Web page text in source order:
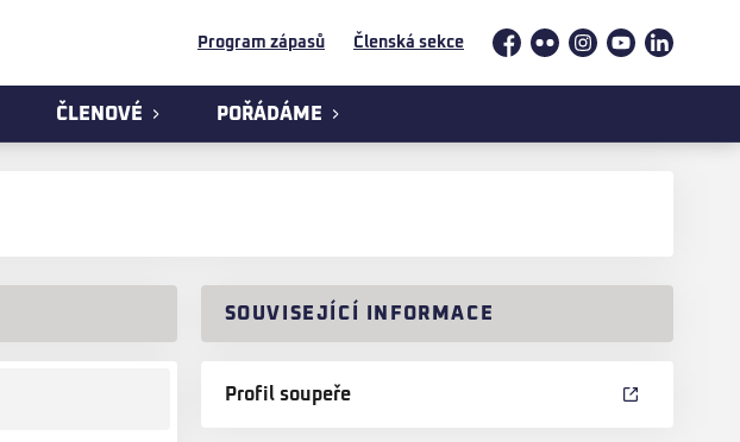
Program zápasů Členská sekce
Facebook
FlickrInstagram
YouTubeLinkedIn
ČLENOVÉ POŘÁDÁME
SOUVISEJÍCÍ INFORMACE
Profil soupeře